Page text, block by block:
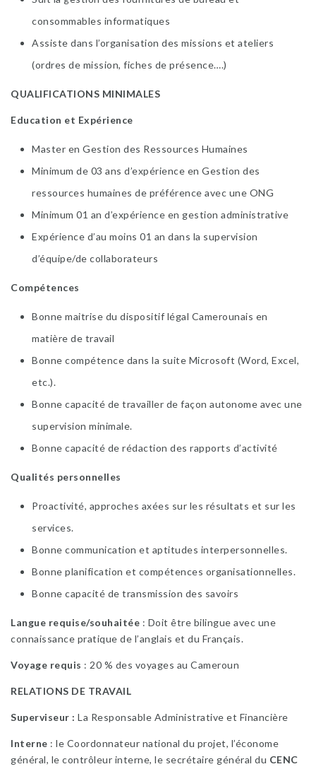
consommables informatiques
Assiste dans l’organisation des missions et ateliers
(ordres de mission, fiches de présence….)
QUALIFICATIONS MINIMALES
Education et Expérience
Master en Gestion des Ressources Humaines
Minimum de 03 ans d’expérience en Gestion des
ressources humaines de préférence avec une ONG
Minimum 01 an d’expérience en gestion administrative
Expérience d’au moins 01 an dans la supervision
d’équipe/de collaborateurs
Compétences
Bonne maitrise du dispositif légal Camerounais en
matière de travail
Bonne compétence dans la suite Microsoft (Word, Excel,
etc.).
Bonne capacité de travailler de façon autonome avec une
supervision minimale.
Bonne capacité de rédaction des rapports d’activité
Qualités personnelles
Proactivité, approches axées sur les résultats et sur les
services.
Bonne communication et aptitudes interpersonnelles.
Bonne planification et compétences organisationnelles.
Bonne capacité de transmission des savoirs
Langue requise/souhaitée : Doit être bilingue avec une
connaissance pratique de l’anglais et du Français.
Voyage requis : 20 % des voyages au Cameroun
RELATIONS DE TRAVAIL
Superviseur : La Responsable Administrative et Financière
Interne : le Coordonnateur national du projet, l’économe
général, le contrôleur interne, le secrétaire général du CENC